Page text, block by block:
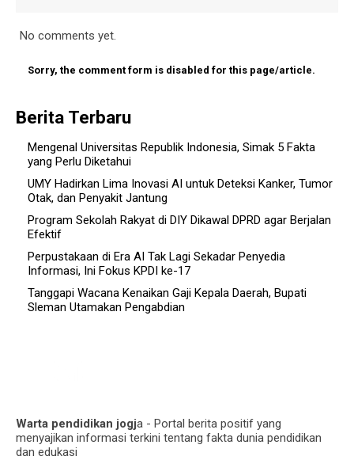
No comments yet.
Sorry, the comment form is disabled for this page/article.
Berita Terbaru
Mengenal Universitas Republik Indonesia, Simak 5 Fakta
yang Perlu Diketahui
UMY Hadirkan Lima Inovasi AI untuk Deteksi Kanker, Tumor
Otak, dan Penyakit Jantung
Program Sekolah Rakyat di DIY Dikawal DPRD agar Berjalan
Efektif
Perpustakaan di Era AI Tak Lagi Sekadar Penyedia
Informasi, Ini Fokus KPDI ke-17
Tanggapi Wacana Kenaikan Gaji Kepala Daerah, Bupati
Sleman Utamakan Pengabdian
Warta pendidikan jogja - Portal berita positif yang
menyajikan informasi terkini tentang fakta dunia pendidikan
dan edukasi